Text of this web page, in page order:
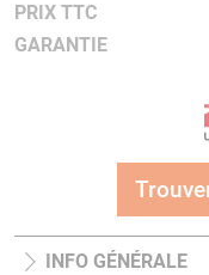
PRIX TTC
GARANTIE
INFO GÉNÉRALE